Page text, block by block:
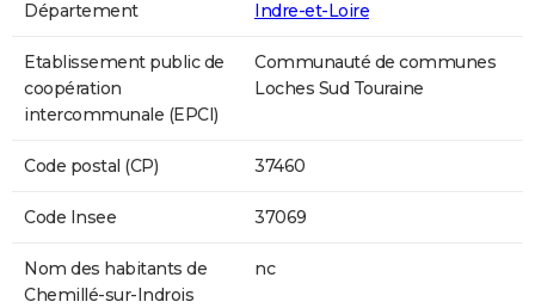
Département Indre-et-Loire
Etablissement public de
coopération
intercommunale (EPCI)
Communauté de communes
Loches Sud Touraine
Code postal (CP) 37460
Code Insee 37069
Nom des habitants de
Chemillé-sur-Indrois
nc